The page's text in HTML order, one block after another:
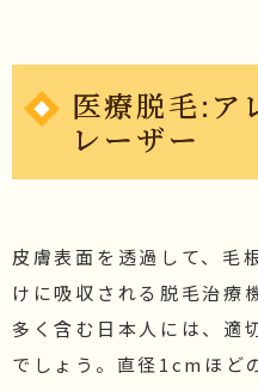
医療脱毛:ア
レーザー
皮膚表面を透過して、毛
けに吸収される脱毛治療
多く含む日本人には、適
でしょう。直径1cmほど